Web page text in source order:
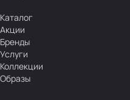
Каталог
Акции
Бренды
Услуги
Коллекции
Образы